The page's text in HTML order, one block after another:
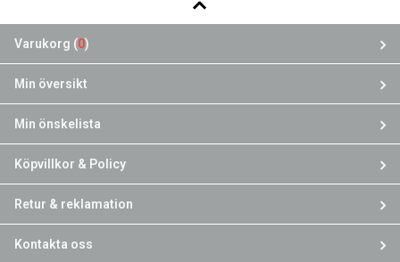
Varukorg (0)
Min översikt
Min önskelista
Köpvillkor & Policy
Retur & reklamation
Kontakta oss